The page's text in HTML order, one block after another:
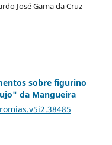
José Gama da Cruz
sobre figurino
da Mangueira